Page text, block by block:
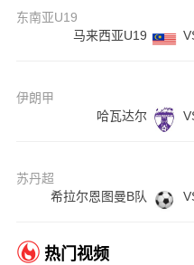
东南亚U19
马来西亚U19
伊朗甲
哈瓦达尔
苏丹超
希拉尔恩图曼B队
热门视频